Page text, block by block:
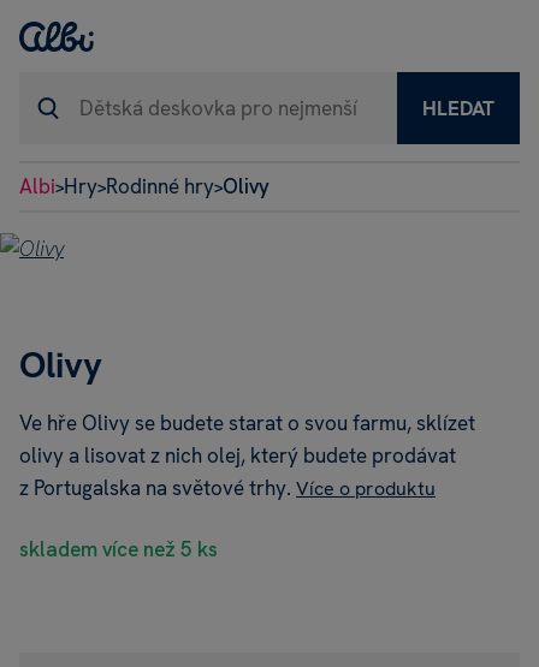
HLEDAT
Albi>Hry>Rodinné hry>Olivy
Olivy
Ve hře Olivy se budete starat o svou farmu, sklízet
olivy a lisovat z nich olej, který budete prodávat
z Portugalska na světové trhy. Více o produktu
skladem více než 5 ks